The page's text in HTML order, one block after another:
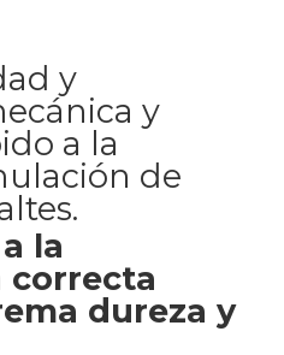
y
y
a la
de
la
correcta
dureza y